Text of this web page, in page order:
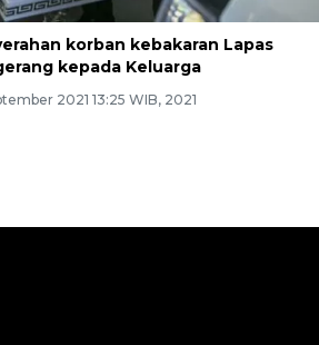
korban kebakaran Lapas
kepada Keluarga
2021 13:25 WIB, 2021